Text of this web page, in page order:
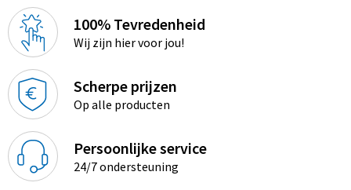
100% Tevredenheid
Wij zijn hier voor jou!
Scherpe prijzen
Op alle producten
Persoonlijke service
24/7 ondersteuning